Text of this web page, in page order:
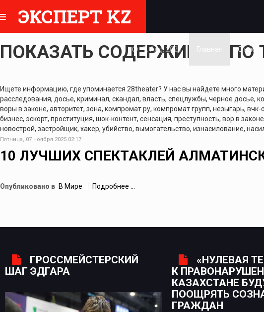
ЭКСПЕРТ KZ
7, Aug, 2026 Главная О нас
ПОКАЗАТЬ СОДЕРЖИМОЕ ПО
Ищете информацию, где упоминается 28theater? У нас вы найдете много
расследования, досье, криминал, скандал, власть, спецлужбы, черное досье,
воры в законе, авторитет, зона, компромат ру, компромат групп, незыгарь,
бизнес, эскорт, проституция, шок-контент, сенсация, преступность, вор в
новострой, застройщик, хакер, убийство, вымогательство, изнасилование,
Пятница, 07 ноября 2025 02:17
10 ЛУЧШИХ СПЕКТАКЛЕЙ
Опубликовано в В Мире Подробнее ...
ГРОССМЕЙСТЕРСКИЙ
ШАГ ЭДГАРА
«НУЛЕВАЯ
К
КАЗАХСТАНЕ
ПООЩРЯТЬ
ГРАЖДАН